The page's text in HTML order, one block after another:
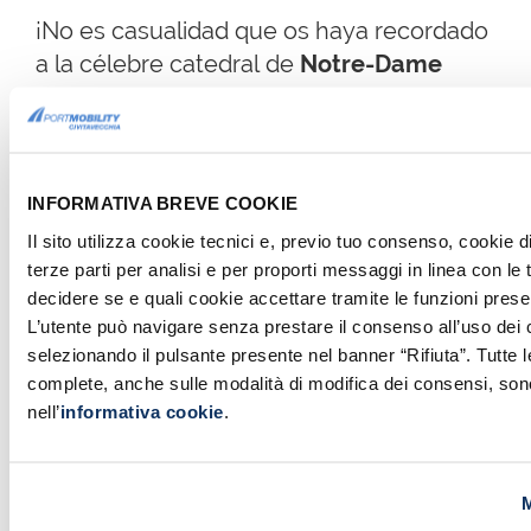
INFORMATIVA BREVE COOKIE
Il sito utilizza cookie tecnici e, previo tuo consenso, cookie
terze parti per analisi e per proporti messaggi in linea con le
decidere se e quali cookie accettare tramite le funzioni
L’utente può navigare senza prestare il consenso all’uso dei
selezionando il pulsante presente nel banner “Rifiuta”. Tutte
complete, anche sulle modalità di modifica dei consensi,
nell’informativa cookie
¡No es casualidad que os haya recordado
a la célebre catedral de Notre-Dame
para descubrircómo llegar y
cuando visitar esta auténtica joya
lacasilla del final de la página!
INFORMACIÓN ÚTIL
La Iglesia de San Francisco